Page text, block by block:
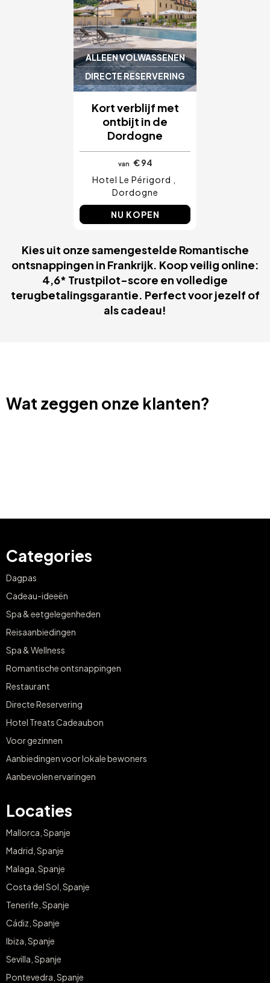
ALLEEN VOLWASSENEN
DIRECTE RESERVERING
Kort verblijf met
ontbijt in de
Dordogne
van € 94
Hotel Le Périgord
Dordogne
NU KOPEN
Kies uit onze samengestelde Romantische
ontsnappingen in Frankrijk. Koop veilig online:
4,6* Trustpilot-score en volledige
terugbetalingsgarantie. Perfect voor jezelf of
als cadeau!
Wat zeggen onze klanten?
Categories
Dagpas
Cadeau-ideeën
Spa & eetgelegenheden
Reisaanbiedingen
Spa & Wellness
Romantische ontsnappingen
Restaurant
Directe Reservering
Hotel Treats Cadeaubon
Voor gezinnen
Aanbiedingen voor lokale bewoners
Aanbevolen ervaringen
Locaties
Mallorca, Spanje
Madrid, Spanje
Malaga, Spanje
Costa del Sol, Spanje
Tenerife, Spanje
Cádiz, Spanje
Ibiza, Spanje
Sevilla, Spanje
Pontevedra, Spanje